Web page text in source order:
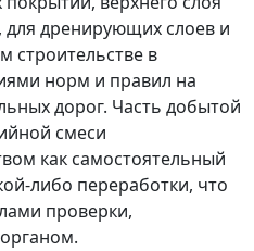
дренирующих слоев и
строительстве в
норм и правил на
дорог. Часть добытой
смеси
как самостоятельный
либо переработки, что
проверки,